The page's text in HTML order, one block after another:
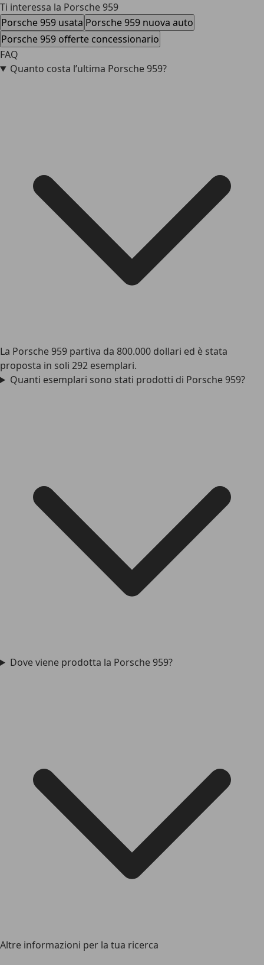
Ti interessa la Porsche 959
Porsche 959 usata Porsche 959 nuova auto
Porsche 959 offerte concessionario
FAQ
Quanto costa l’ultima Porsche 959?
La Porsche 959 partiva da 800.000 dollari ed è stata
proposta in soli 292 esemplari.
Quanti esemplari sono stati prodotti di Porsche 959?
Dove viene prodotta la Porsche 959?
Altre informazioni per la tua ricerca